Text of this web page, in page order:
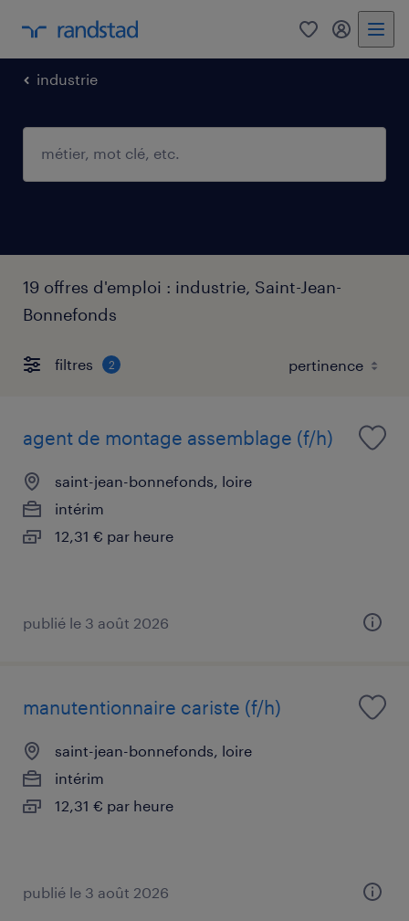
0 mon
industrie
19 offres d'emploi : industrie, Saint-Jean-
Bonnefonds
filtres 2
agent de montage assemblage (f/h)
saint-jean-bonnefonds, loire
intérim
12,31 € par heure
publié le 3 août 2026
manutentionnaire cariste (f/h)
saint-jean-bonnefonds, loire
intérim
12,31 € par heure
publié le 3 août 2026